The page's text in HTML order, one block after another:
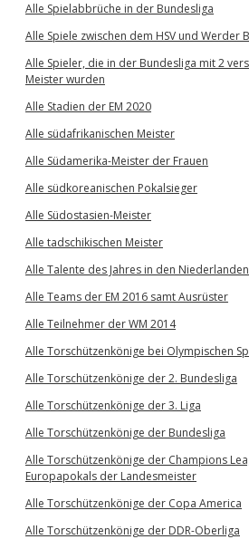
Alle Spielabbrüche in der Bundesliga
Alle Spiele zwischen dem HSV und Werder
Alle Spieler, die in der Bundesliga mit 2
Meister wurden
Alle Stadien der EM 2020
Alle südafrikanischen Meister
Alle Südamerika-Meister der Frauen
Alle südkoreanischen Pokalsieger
Alle Südostasien-Meister
Alle tadschikischen Meister
Alle Talente des Jahres in den Niederlanden
Alle Teams der EM 2016 samt Ausrüster
Alle Teilnehmer der WM 2014
Alle Torschützenkönige bei Olympischen
Alle Torschützenkönige der 2. Bundesliga
Alle Torschützenkönige der 3. Liga
Alle Torschützenkönige der Bundesliga
Alle Torschützenkönige der Champions
Europapokals der Landesmeister
Alle Torschützenkönige der Copa America
Alle Torschützenkönige der DDR-Oberliga